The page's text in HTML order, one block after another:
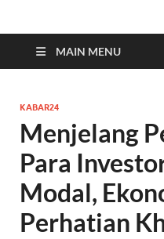
MAIN MENU
KABAR24
Menjelang
Para
Modal,
Perhatian